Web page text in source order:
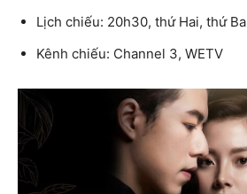
Lịch chiếu: 20h30, thứ Hai, thứ Ba
Kênh chiếu: Channel 3, WETV